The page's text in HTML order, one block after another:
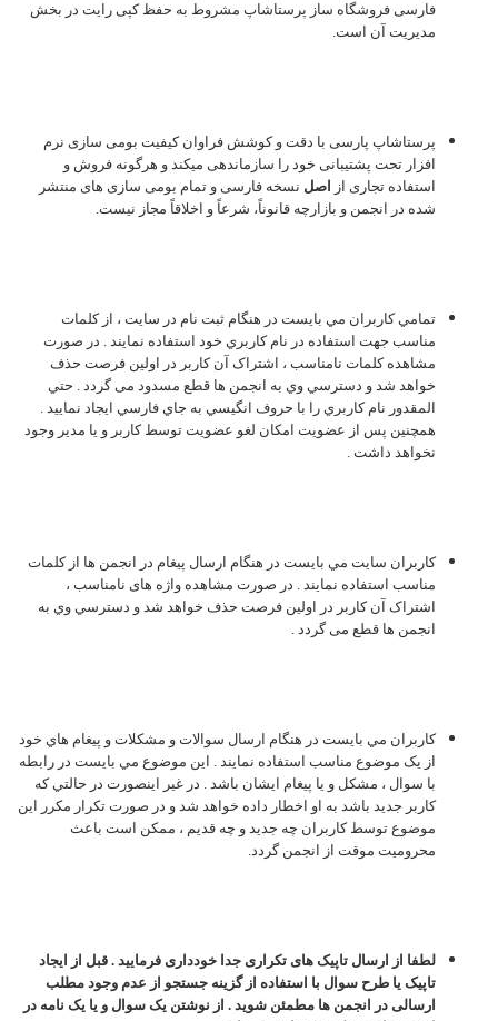
فارسی فروشگاه ساز پرستاشاپ مشروط به حفظ کپی رایت در بخش
مدیریت آن است.
پرستاشاپ پارسی با دقت و کوشش فراوان کیفیت بومی سازی نرم
افزار تحت پشتیبانی خود را سازماندهی میکند و هرگونه فروش و
استفاده تجاری از
اصل نسخه فارسی و تمام بومی سازی های منتشر
شده در انجمن و بازارچه قانوناً، شرعاً و اخلاقاً مجاز نیست.
تمامي کاربران مي بايست در هنگام ثبت نام در سايت ، از کلمات
مناسب جهت استفاده در نام کاربري خود استفاده نمايند . در صورت
مشاهده کلمات نامناسب ، اشتراک آن كاربر در اولين فرصت حذف
خواهد شد و دسترسي وي به انجمن ها قطع مسدود می گردد . حتي
المقدور نام كاربري را با حروف انگيسي به جاي فارسي ايجاد نماييد .
همچنين پس از عضويت امكان لغو عضويت توسط كاربر و يا مدير وجود
نخواهد داشت .
کاربران سايت مي بايست در هنگام ارسال پيغام در انجمن ها از کلمات
مناسب استفاده نمايند . در صورت مشاهده واژه های نامناسب ،
اشتراک آن كاربر در اولين فرصت حذف خواهد شد و دسترسي وي به
انجمن ها قطع می گردد .
کاربران مي بايست در هنگام ارسال سوالات و مشکلات و پيغام هاي خود
از يک موضوع مناسب استفاده نمايند . اين موضوع مي بايست در رابطه
با سوال ، مشکل و يا پيغام ايشان باشد . در غير اينصورت در حالتي که
کاربر جديد باشد به او اخطار داده خواهد شد و در صورت تکرار مکرر اين
موضوع توسط کاربران چه جديد و چه قديم ، ممکن است باعث
محرومیت موقت از انجمن گردد.
لطفا از ارسال تاپیک های تکراری جدا خودداری فرمایید . قبل از ایجاد
تاپیک یا طرح سوال با استفاده از گزینه جستجو از عدم وجود مطلب
ارسالی در انجمن ها مطمئن شوید . از نوشتن یک سوال و یا یک نامه در